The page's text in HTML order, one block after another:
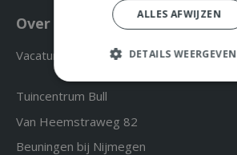
Over ons & Contact
Vacatures
Tuincentrum Bull
Van Heemstraweg 82
Beuningen bij Nijmegen
ALLES AFWIJZEN
DETAILS WEERGEVEN